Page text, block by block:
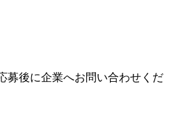
募後に企業へお問い合わせくだ